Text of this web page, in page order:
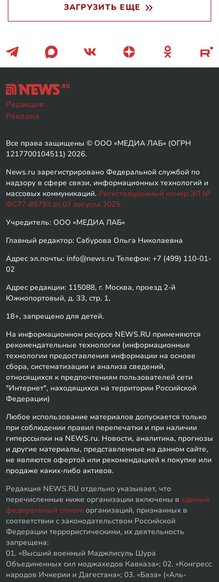
ЗАГРУЗИТЬ ЕЩЕ
Редакция
Реклама
Все права защищены © ООО «МЕДИА ЛАБ» (ОГРН
1217700104511) 2026.
News.ru зарегистрировано Федеральной службой по
надзору в сфере связи, информационных технологий и
массовых коммуникаций. Регистрационный номер ЭЛ №
ФС77-89793 от 07 августа 2025.
Учредитель: ООО «МЕДИА ЛАБ»
Главный редактор: Сабурова Ольга Николаевна
Адрес эл.почты: info@news.ru Телефон: +7 (499) 110-01-
02
Адрес редакции: 115088, г. Москва, проезд 2-й
Южнопортовый, д. 33, стр. 1,
18+, запрещено для детей.
На информационном ресурсе NEWS.RU применяются
рекомендательные технологии (информационные
технологии предоставления информации на основе
сбора, систематизации и анализа сведений,
относящихся к предпочтениям пользователей сети
"Интернет", находящихся на территории Российской
Федерации)
Любое использование материалов допускается только
при соблюдении правил перепечатки и при наличии
гиперссылки на NEWS.ru. Новости, аналитика, прогнозы
и другие материалы, представленные на данном сайте,
не являются офертой или рекомендацией к покупке или
продаже каких-либо активов.
Редакция NEWS.RU отдельно указывает, что
перечисленные ниже организации включены в единый
федеральный список организаций, признанных в
соответствии с законодательством Российской
Федерации террористическими, их деятельность
запрещена:
01. «Высший военный Маджлисуль Шура
Объединенных сил моджахедов Кавказа»; 02. «Конгресс
народов Ичкерии и Дагестана»; 03. «База» («Аль-